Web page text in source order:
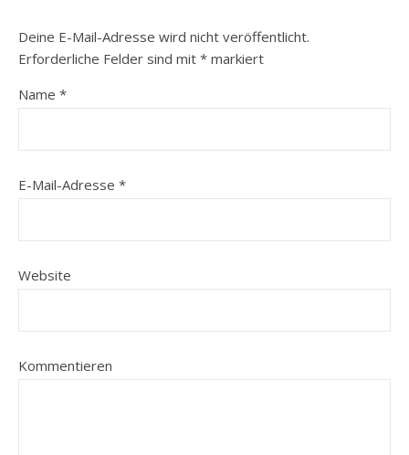
Deine E-Mail-Adresse wird nicht veröffentlicht.
Erforderliche Felder sind mit * markiert
Name *
E-Mail-Adresse *
Website
Kommentieren